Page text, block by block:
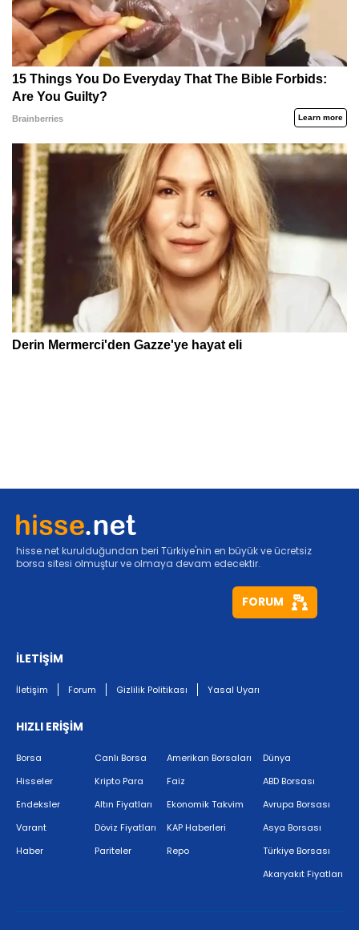
hisse.net kurulduğundan beri Türkiye'nin en büyük ve ücretsiz
borsa sitesi olmuştur ve olmaya devam edecektir.
FORUM
İLETİŞİM
İletişim Forum Gizlilik Politikası Yasal Uyarı
HIZLI ERİŞİM
Borsa
Hisseler
Endeksler
Varant
Haber
Canlı Borsa
Kripto Para
Altın Fiyatları
Döviz Fiyatları
Pariteler
Amerikan Borsaları
Faiz
Ekonomik Takvim
KAP Haberleri
Repo
Dünya
ABD Borsası
Avrupa Borsası
Asya Borsası
Türkiye Borsası
Akaryakıt Fiyatları